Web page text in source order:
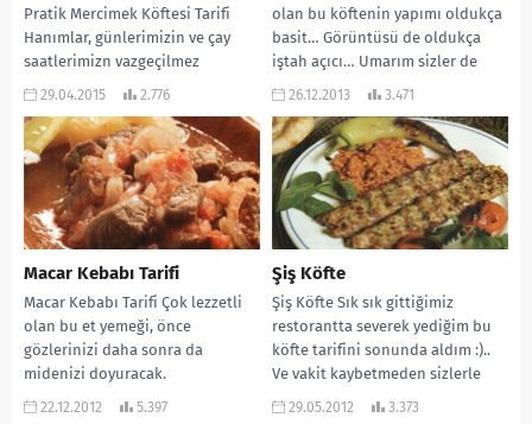
Pratik Mercimek Köftesi Tarifi
Hanımlar, günlerimizin ve çay
saatlerimizn vazgeçilmez
lezzetlerinden birinin tarifini
tarif oldukça kolay....
29.04.2015 2.776
olan bu köftenin yapımı oldukça
basit… Görüntüsü de oldukça
iştah açıcı… Umarım sizler de
beğenirsiniz....
26.12.2013 3.471
Macar Kebabı Tarifi
Macar Kebabı Tarifi Çok lezzetli
olan bu et yemeği, önce
gözlerinizi daha sonra da
midenizi doyuracak.
Sevdiklerinize sunabileceğiniz
22.12.2012 5.397
Şiş Köfte
Şiş Köfte Sık sık gittiğimiz
restorantta severek yediğim bu
köfte tarifini sonunda aldım :)..
Ve vakit kaybetmeden sizlerle
paylaşmaya karar...
29.05.2012 3.373